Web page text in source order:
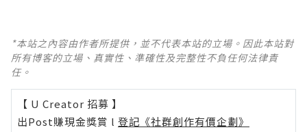
*本站之內容由作者所提供，並不代表本站的立場。因此本站對
所有博客的立場、真實性、準確性及完整性不負任何法律責
任。
【 U Creator 招募 】
出Post賺現金獎賞 l 登記《社群創作有價企劃》